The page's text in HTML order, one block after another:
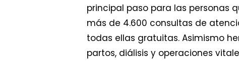
principal paso para las personas
más de 4.600 consultas de
todas ellas gratuitas. Asimismo
partos, diálisis y operaciones